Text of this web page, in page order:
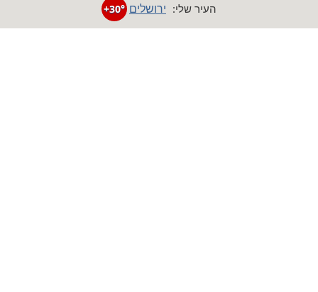
אמריקה
העיר שלי: ירושלים +30°